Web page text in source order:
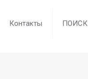
Контакты ПОИСК